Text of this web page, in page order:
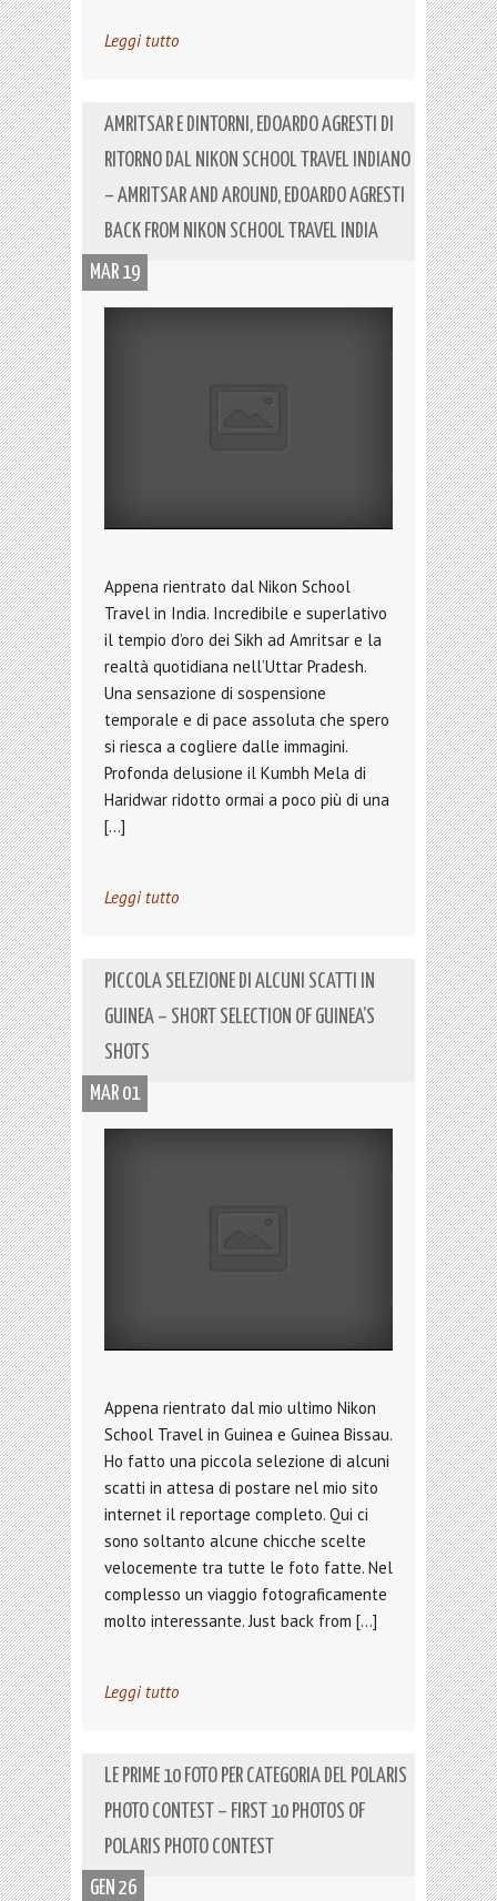
Leggi tutto
AMRITSAR E DINTORNI, EDOARDO AGRESTI DI
RITORNO DAL NIKON SCHOOL TRAVEL INDIANO
– AMRITSAR AND AROUND, EDOARDO AGRESTI
BACK FROM NIKON SCHOOL TRAVEL INDIA
MAR 19
Appena rientrato dal Nikon School
Travel in India. Incredibile e superlativo
il tempio d’oro dei Sikh ad Amritsar e la
realtà quotidiana nell’Uttar Pradesh.
Una sensazione di sospensione
temporale e di pace assoluta che spero
si riesca a cogliere dalle immagini.
Profonda delusione il Kumbh Mela di
Haridwar ridotto ormai a poco più di una
[…]
Leggi tutto
PICCOLA SELEZIONE DI ALCUNI SCATTI IN
GUINEA – SHORT SELECTION OF GUINEA’S
SHOTS
MAR 01
Appena rientrato dal mio ultimo Nikon
School Travel in Guinea e Guinea Bissau.
Ho fatto una piccola selezione di alcuni
scatti in attesa di postare nel mio sito
internet il reportage completo. Qui ci
sono soltanto alcune chicche scelte
velocemente tra tutte le foto fatte. Nel
complesso un viaggio fotograficamente
molto interessante. Just back from […]
Leggi tutto
LE PRIME 10 FOTO PER CATEGORIA DEL POLARIS
PHOTO CONTEST – FIRST 10 PHOTOS OF
POLARIS PHOTO CONTEST
GEN 26